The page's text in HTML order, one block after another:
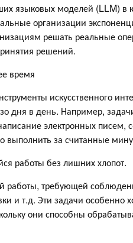
языковых моделей (LLM) в
организации
решать реальные
решений.
время
искусственного
дня в день. Например,
электронных писем,
выполнить за считанные
работы без лишних хлопот.
работы, требующей
и т.д. Эти задачи особенно
они способны